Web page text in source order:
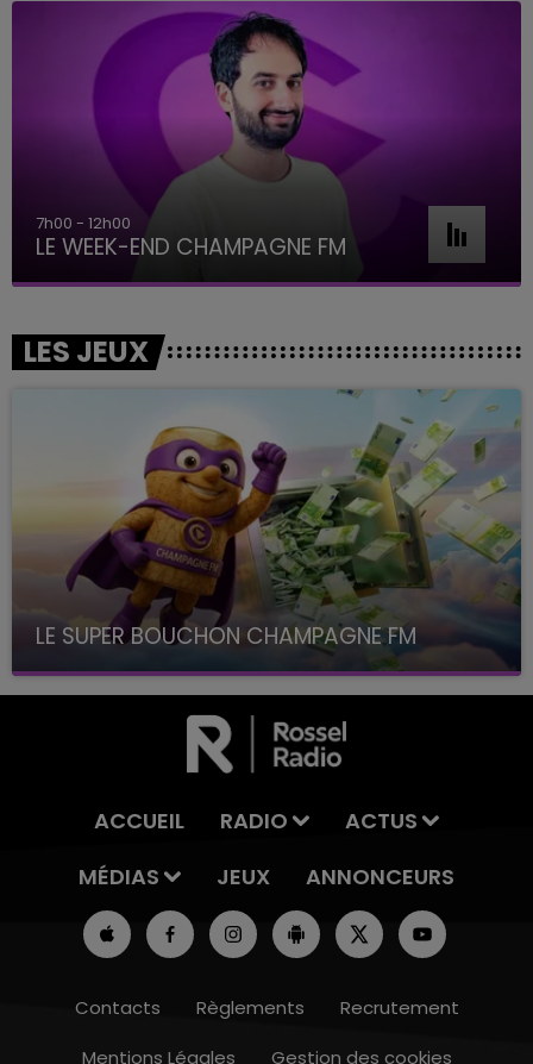
16h00 - 20h00
LE WEEK-END CHAMPAGNE FM
LES JEUX
LE SUPER BOUCHON CHAMPAGNE FM
avec La Famille Champagne FM, à 8H10
ACCUEIL RADIO
ACTUS
MÉDIAS
JEUX ANNONCEURS
Contacts Règlements
Recrutement
Mentions Légales
Gestion des cookies